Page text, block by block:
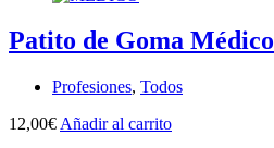
Patito de Goma Médico
Profesiones, Todos
12,00€ Añadir al carrito